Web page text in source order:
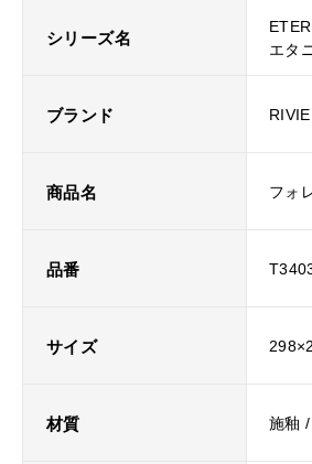
シリーズ名
エタ
ブランド
商品名 フォ
品番
サイズ
材質 施釉